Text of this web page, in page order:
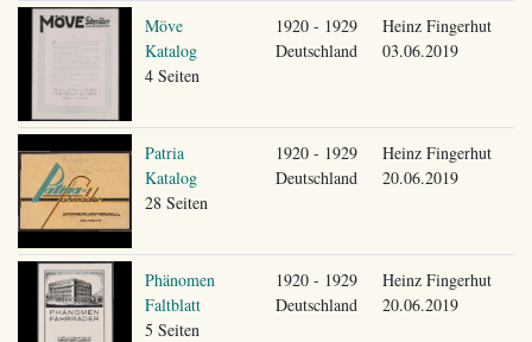
Möve
Katalog
4 Seiten
1920 - 1929
Deutschland
Heinz Fingerhut
03.06.2019
Patria
Katalog
28 Seiten
1920 - 1929
Deutschland
Heinz Fingerhut
20.06.2019
Phänomen
Faltblatt
5 Seiten
1920 - 1929
Deutschland
Heinz Fingerhut
20.06.2019